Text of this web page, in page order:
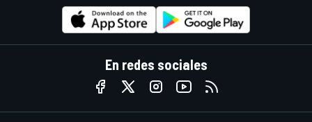
En redes sociales